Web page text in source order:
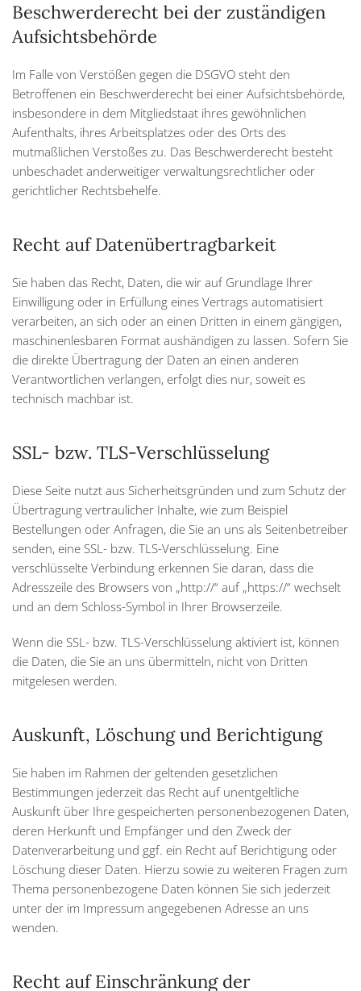
Beschwerderecht bei der zuständigen
Aufsichtsbehörde
Im Falle von Verstößen gegen die DSGVO steht den
Betroffenen ein Beschwerderecht bei einer Aufsichtsbehörde,
insbesondere in dem Mitgliedstaat ihres gewöhnlichen
Aufenthalts, ihres Arbeitsplatzes oder des Orts des
mutmaßlichen Verstoßes zu. Das Beschwerderecht besteht
unbeschadet anderweitiger verwaltungsrechtlicher oder
gerichtlicher Rechtsbehelfe.
Recht auf Datenübertragbarkeit
Sie haben das Recht, Daten, die wir auf Grundlage Ihrer
Einwilligung oder in Erfüllung eines Vertrags automatisiert
verarbeiten, an sich oder an einen Dritten in einem gängigen,
maschinenlesbaren Format aushändigen zu lassen. Sofern Sie
die direkte Übertragung der Daten an einen anderen
Verantwortlichen verlangen, erfolgt dies nur, soweit es
technisch machbar ist.
SSL- bzw. TLS-Verschlüsselung
Diese Seite nutzt aus Sicherheitsgründen und zum Schutz der
Übertragung vertraulicher Inhalte, wie zum Beispiel
Bestellungen oder Anfragen, die Sie an uns als Seitenbetreiber
senden, eine SSL- bzw. TLS-Verschlüsselung. Eine
verschlüsselte Verbindung erkennen Sie daran, dass die
Adresszeile des Browsers von „http://“ auf „https://“ wechselt
und an dem Schloss-Symbol in Ihrer Browserzeile.
Wenn die SSL- bzw. TLS-Verschlüsselung aktiviert ist, können
die Daten, die Sie an uns übermitteln, nicht von Dritten
mitgelesen werden.
Auskunft, Löschung und Berichtigung
Sie haben im Rahmen der geltenden gesetzlichen
Bestimmungen jederzeit das Recht auf unentgeltliche
Auskunft über Ihre gespeicherten personenbezogenen Daten,
deren Herkunft und Empfänger und den Zweck der
Datenverarbeitung und ggf. ein Recht auf Berichtigung oder
Löschung dieser Daten. Hierzu sowie zu weiteren Fragen zum
Thema personenbezogene Daten können Sie sich jederzeit
unter der im Impressum angegebenen Adresse an uns
wenden.
Recht auf Einschränkung der